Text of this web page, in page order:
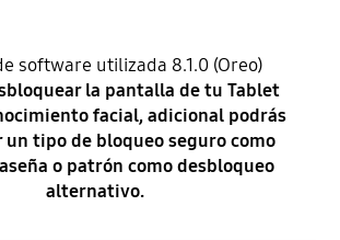
software utilizada 8.1.0 (Oreo)
la pantalla de tu Tablet
facial, adicional podrás
tipo de bloqueo seguro como
o patrón como desbloqueo
alternativo.